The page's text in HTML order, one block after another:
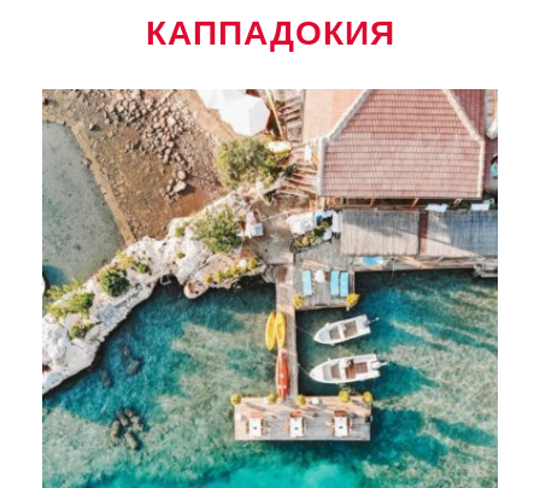
КАППАДОКИЯ